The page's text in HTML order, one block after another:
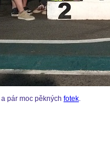
a pár moc pěkných fotek.